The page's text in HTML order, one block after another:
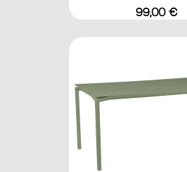
Preis
99,00 €